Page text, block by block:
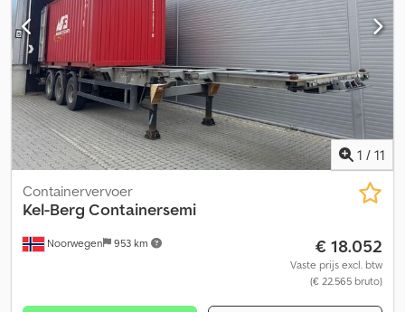
1 / 11
Noorwegen 953 km
Containervervoer
Kel-Berg Containersemi
€ 18.052
Vaste prijs excl. btw
(€ 22.565 bruto)